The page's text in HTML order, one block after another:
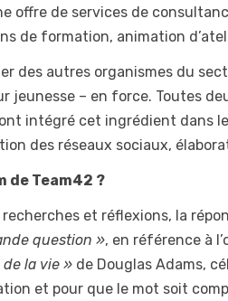
offre de services de
de formation, animation
des autres organismes du
jeunesse – en force. Toutes
intégré cet ingrédient dans
des réseaux sociaux,
de Team42 ?
et réflexions, la
question », en référence à
la vie » de Douglas Adams,
et pour que le mot soit